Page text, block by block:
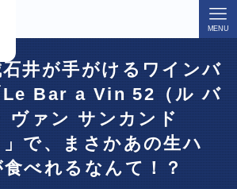
MENU
石井が手がけるワインバ
Le Bar a Vin 52（ル バ
ヴァン サンカンド
」で、まさかあの生ハ
食べれるなんて！？